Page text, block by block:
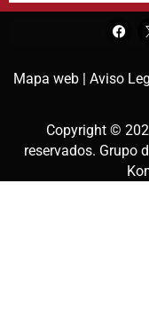
Mapa web | Aviso
Copyright ©
reservados. Grupo